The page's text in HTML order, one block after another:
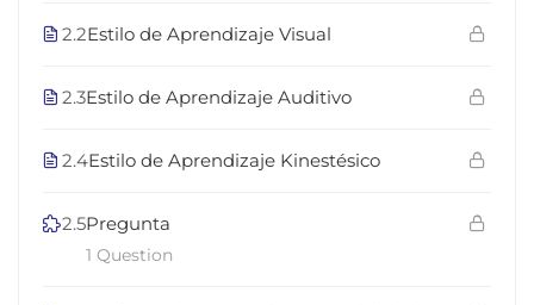
2.2Estilo de Aprendizaje Visual
2.3Estilo de Aprendizaje Auditivo
2.4Estilo de Aprendizaje Kinestésico
2.5Pregunta
1 Question